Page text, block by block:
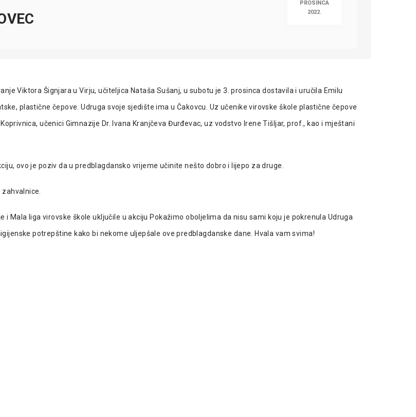
PROSINCA
2022.
Viktora Šignjara u Virju, učiteljica Nataša Sušanj, u subotu je 3. prosinca dostavila i uručila Emilu
plastične čepove. Udruga svoje sjedište ima u Čakovcu. Uz učenike virovske škole plastične čepove
Koprivnica, učenici Gimnazije Dr. Ivana Kranjčeva Đurđevac, uz vodstvo Irene Tišljar, prof., kao i mještani
ovo je poziv da u predblagdansko vrijeme učinite nešto dobro i lijepo za druge.
i Mala liga virovske škole uključile u akciju Pokažimo oboljelima da nisu sami koju je pokrenula Udruga
potrepštine kako bi nekome uljepšale ove predblagdanske dane. Hvala vam svima!